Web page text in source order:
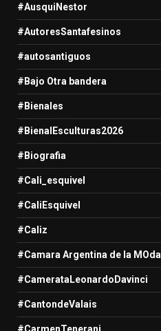
#AusquiNestor
#AutoresSantafesinos
#autosantiguos
#Bajo Otra bandera
#Bienales
#BienalEsculturas2026
#Biografia
#Cali_esquivel
#CaliEsquivel
#Caliz
#Camara Argentina de la MOda
#CamerataLeonardoDavinci
#CantondeValais